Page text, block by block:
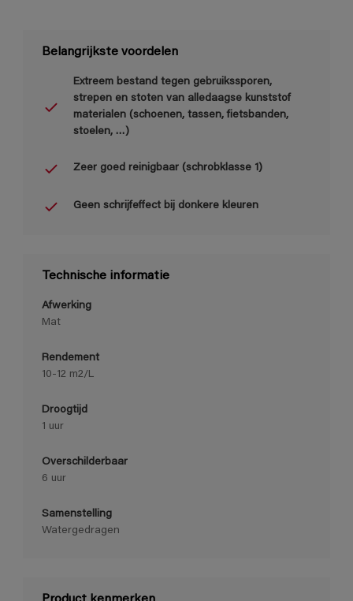
Belangrijkste voordelen
Extreem bestand tegen gebruikssporen,
strepen en stoten van alledaagse kunststof
materialen (schoenen, tassen, fietsbanden,
stoelen, …)
Zeer goed reinigbaar (schrobklasse 1)
Geen schrijfeffect bij donkere kleuren
Technische informatie
Afwerking
Mat
Rendement
10-12 m2/L
Droogtijd
1 uur
Overschilderbaar
6 uur
Samenstelling
Watergedragen